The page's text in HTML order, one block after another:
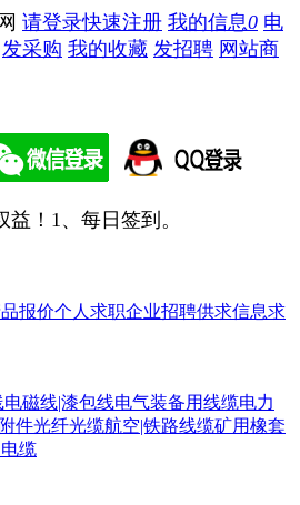
请登录快速注册 我的信息0 电
发采购 我的收藏 发招聘 网站商
！ 1、每日签到。
报价个人求职企业招聘供求信息求
电磁线|漆包线电气装备用线缆电力
件光纤光缆航空|铁路线缆矿用橡套
缆